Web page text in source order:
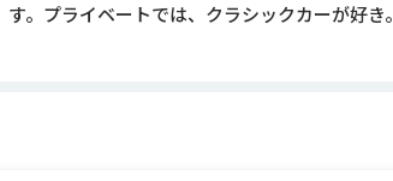
す。プライベートでは、クラシックカーが好き。